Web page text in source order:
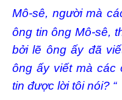
Mô-sê, người mà
ông tin ông Mô-sê,
bởi lẽ ông ấy đã
ông ấy viết mà các
tin được lời tôi nói? “